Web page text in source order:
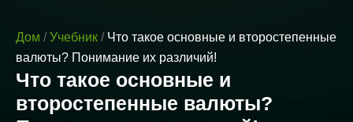
Дом / Учебник /Что такое основные и второстепенные
валюты? Понимание их различий!
Что такое основные и
второстепенные валюты?